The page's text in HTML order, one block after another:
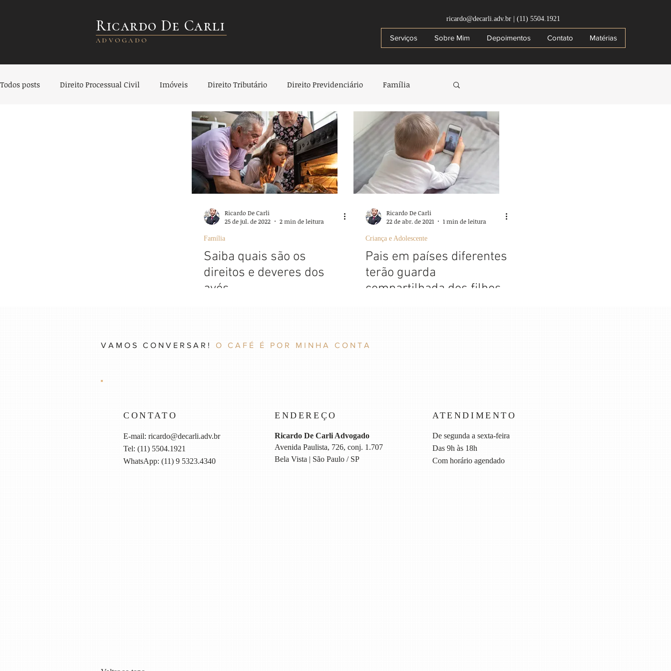
Ricardo De Carli
ADVOGADO
ricardo@decarli.adv.br (11) 5504.1921
Serviços Sobre Mim Depoimentos Contato Matérias
Todos posts Direito Processual Civil Imóveis Direito Tributário Direito Previdenciário Família
Direito Societário Herança e Testamentos Criança e Adolescente
Seguro e Plano de Saúde Direito Administrativo Direito Penal
Ricardo De Carli
25 de jul. de 2022
2 min de leitura
Família
Saiba quais são os
direitos e deveres dos
avós
Ricardo De Carli
22 de abr. de 2021
1 min de leitura
Criança e Adolescente
Pais em países diferentes
terão guarda
compartilhada dos filhos
VAMOS CONVERSAR! O CAFÉ É POR MINHA CONTA
CONTATO
E-mail: ricardo@decarli.adv.br
Tel: (11) 5504.1921
WhatsApp: (11) 9 5323.4340
ENDEREÇO
Ricardo De Carli Advogado
Avenida Paulista, 726, conj. 1.707
Bela Vista | São Paulo / SP
ATENDIMENTO
De segunda a sexta-feira
Das 9h às 18h
Com horário agendado